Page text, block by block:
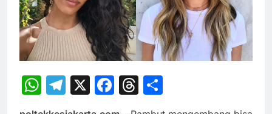
WhatsApp
Telegram
X Facebook
Threads